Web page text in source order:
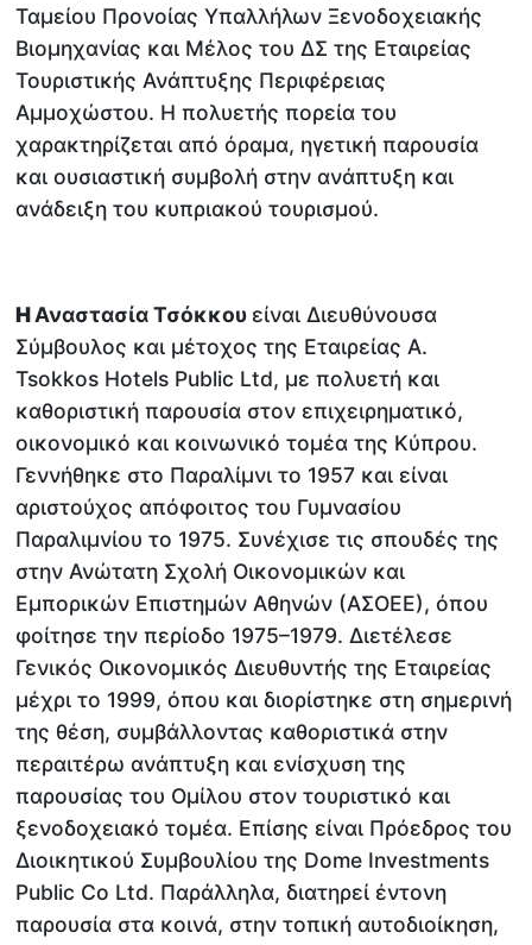
Ταμείου Προνοίας Υπαλλήλων Ξενοδοχειακής
Βιομηχανίας και Μέλος του ΔΣ της Εταιρείας
Τουριστικής Ανάπτυξης Περιφέρειας
Αμμοχώστου. Η πολυετής πορεία του
χαρακτηρίζεται από όραμα, ηγετική παρουσία
και ουσιαστική συμβολή στην ανάπτυξη και
ανάδειξη του κυπριακού τουρισμού.
ΗΑναστασία Τσόκκουείναι Διευθύνουσα
Σύμβουλος και μέτοχος της Εταιρείας A.
Tsokkos Hotels Public Ltd, με πολυετή και
καθοριστική παρουσία στον επιχειρηματικό,
οικονομικό και κοινωνικό τομέα της Κύπρου.
Γεννήθηκε στο Παραλίμνι το 1957 και είναι
αριστούχος απόφοιτος του Γυμνασίου
Παραλιμνίου το 1975. Συνέχισε τις σπουδές της
στην Ανώτατη Σχολή Οικονομικών και
Εμπορικών Επιστημών Αθηνών (ΑΣΟΕΕ), όπου
φοίτησε την περίοδο 1975–1979. Διετέλεσε
Γενικός Οικονομικός Διευθυντής της Εταιρείας
μέχρι το 1999, όπου και διορίστηκε στη σημερινή
της θέση, συμβάλλοντας καθοριστικά στην
περαιτέρω ανάπτυξη και ενίσχυση της
παρουσίας του Ομίλου στον τουριστικό και
ξενοδοχειακό τομέα. Επίσης είναι Πρόεδρος του
Διοικητικού Συμβουλίου της Dome Investments
Public Co Ltd. Παράλληλα, διατηρεί έντονη
παρουσία στα κοινά, στην τοπική αυτοδιοίκηση,